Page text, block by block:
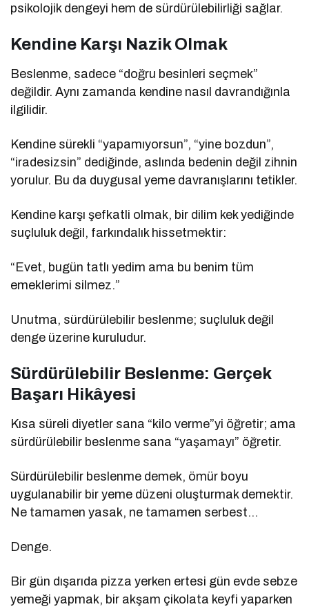
psikolojik dengeyi hem de sürdürülebilirliği sağlar.
Kendine Karşı Nazik Olmak
Beslenme, sadece “doğru besinleri seçmek”
değildir. Aynı zamanda kendine nasıl davrandığınla
ilgilidir.
Kendine sürekli “yapamıyorsun”, “yine bozdun”,
“iradesizsin” dediğinde, aslında bedenin değil zihnin
yorulur. Bu da duygusal yeme davranışlarını tetikler.
Kendine karşı şefkatli olmak, bir dilim kek yediğinde
suçluluk değil, farkındalık hissetmektir:
“Evet, bugün tatlı yedim ama bu benim tüm
emeklerimi silmez.”
Unutma, sürdürülebilir beslenme; suçluluk değil
denge üzerine kuruludur.
Sürdürülebilir Beslenme: Gerçek
Başarı Hikâyesi
Kısa süreli diyetler sana “kilo verme”yi öğretir; ama
sürdürülebilir beslenme sana “yaşamayı” öğretir.
Sürdürülebilir beslenme demek, ömür boyu
uygulanabilir bir yeme düzeni oluşturmak demektir.
Ne tamamen yasak, ne tamamen serbest…
Denge.
Bir gün dışarıda pizza yerken ertesi gün evde sebze
yemeği yapmak, bir akşam çikolata keyfi yaparken